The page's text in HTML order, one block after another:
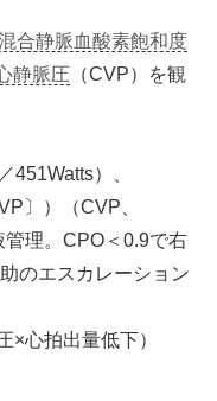
合静脈血酸素飽和度
静脈圧 （CVP）を観
451Watts）、
〕）（CVP、
理。CPO＜0.9で右
のエスカレーション
×心拍出量低下）